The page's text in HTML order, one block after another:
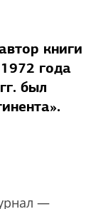
книги
года
был
—